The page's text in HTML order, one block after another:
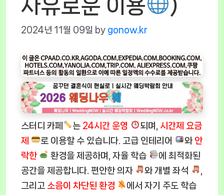
자유로운 이용
)
2024년 11월 09일 by gonow.kr
스터디 카페 는 24시간 운영 되며, 시간제 요금
제
로 이용할 수 있습니다. 고급 인테리어 와 안
락한
환경을 제공하며, 자율 학습
에 최적화된
공간을 제공합니다. 편안한 의자
와 개별 좌석
그리고 소음이 차단된 환경
에서 자기 주도 학습